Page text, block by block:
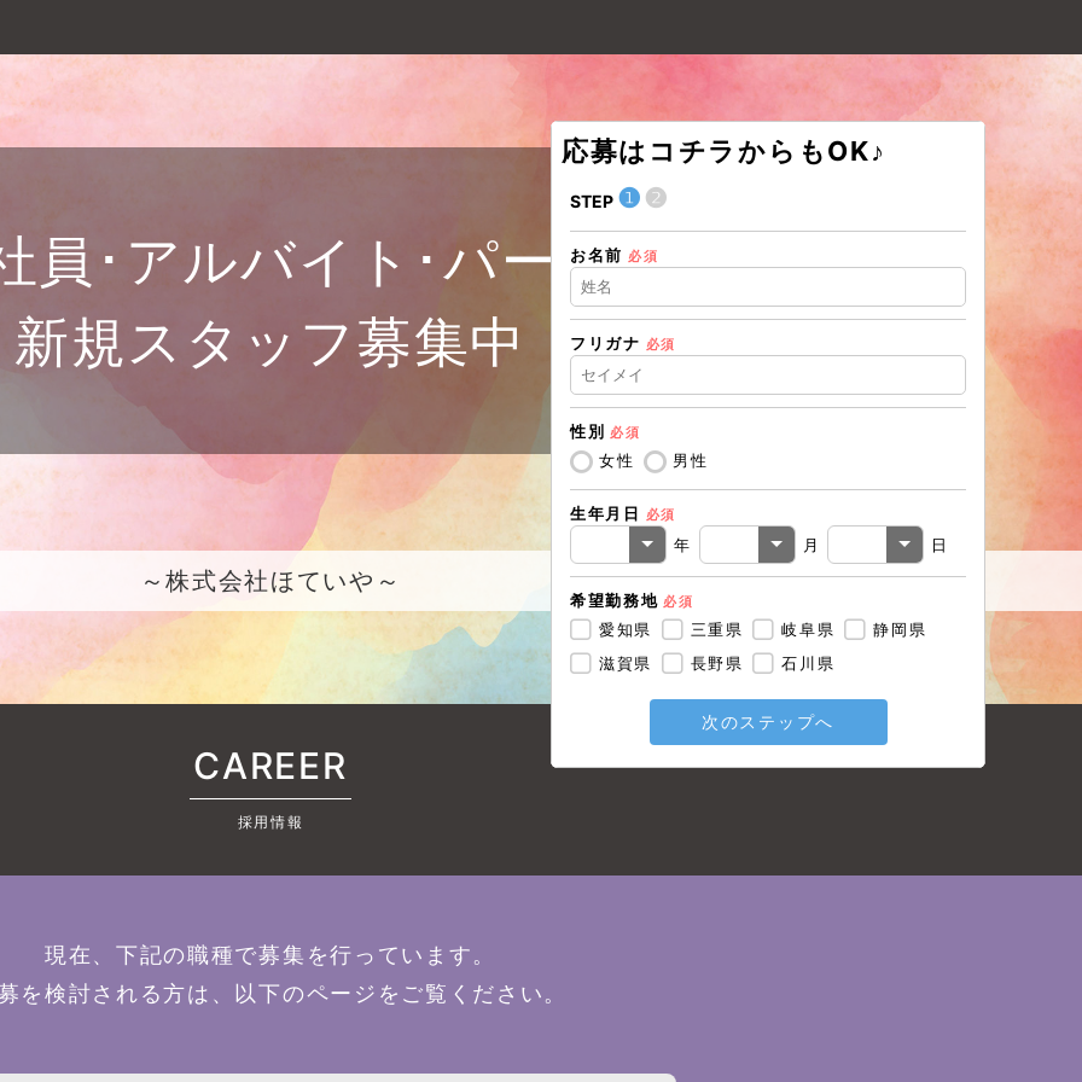
員･アルバイト･パート
新規スタッフ募集中
～株式会社ほていや～
応募はコチラからもOK♪
STEP ❶❷
お名前 必須
フリガナ 必須
性別 必須
女性 男性
生年月日 必須
年 月 日
希望勤務地 必須
愛知県 三重県 岐阜県
静岡県
滋賀県
長野県 石川県
次のステップへ
STEP❶❷
住所（都道
住所（市区
電話番号
戻る
CAREER
採用情報
現在、下記の職種で募集を行っています。
を検討される方は、以下のページをご覧ください。